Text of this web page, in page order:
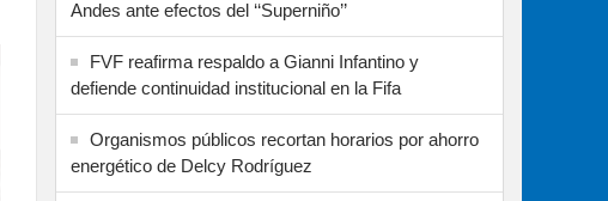
Andes ante efectos del ‘‘Superniño’’
FVF reafirma respaldo a Gianni Infantino y
defiende continuidad institucional en la Fifa
Organismos públicos recortan horarios por ahorro
energético de Delcy Rodríguez